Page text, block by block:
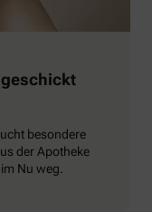
besondere
der Apotheke
Nu weg.